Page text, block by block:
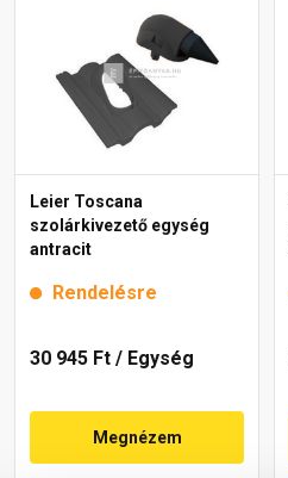
Leier Toscana
szolárkivezető egység
antracit
Rendelésre
30 945 Ft / Egység
Megnézem